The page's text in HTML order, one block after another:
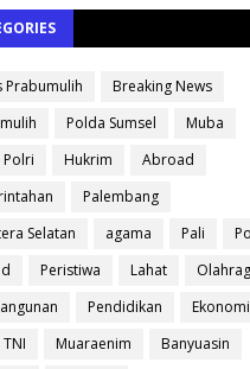
Prabumulih
Breaking News
Polda Sumsel
Muba
Hukrim
Abroad
Palembang
Selatan
agama Pali
Peristiwa Lahat
Pendidikan
Ekonomi
Muaraenim
Banyuasin